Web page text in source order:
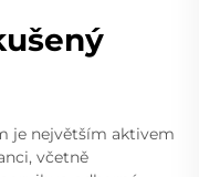
je největším aktivem
včetně